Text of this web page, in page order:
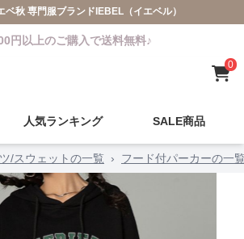
ベ秋 専門服ブランドIEBEL（イエベル）
円以上のご購入で送料無料♪
0
人気ランキング SALE商品
/スウェットの一覧 › フード付パーカーの一